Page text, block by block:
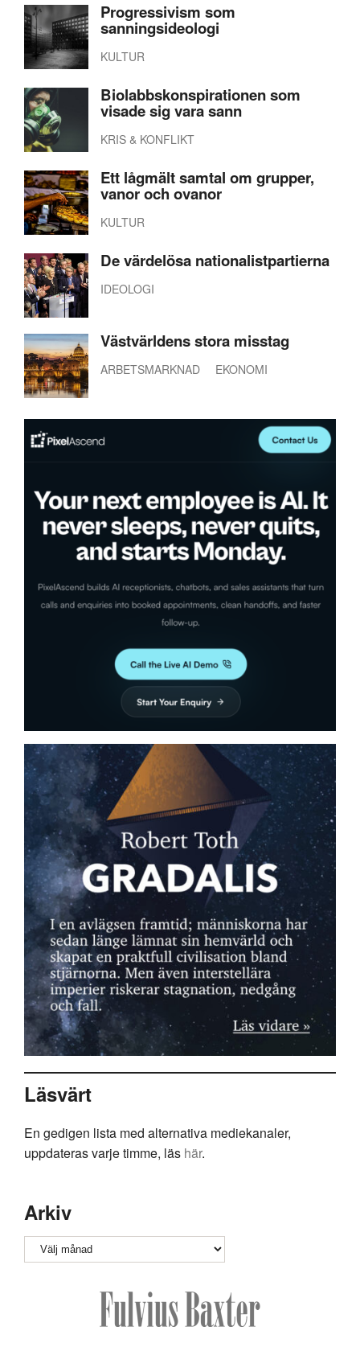
Progressivism som
sanningsideologi
KULTUR
Biolabbskonspirationen som
visade sig vara sann
KRIS & KONFLIKT
Ett lågmält samtal om grupper,
vanor och ovanor
KULTUR
De värdelösa nationalistpartierna
IDEOLOGI
Västvärldens stora misstag
ARBETSMARKNAD EKONOMI
Läsvärt
En gedigen lista med alternativa mediekanaler,
uppdateras varje timme, läs här.
Arkiv
Arkiv